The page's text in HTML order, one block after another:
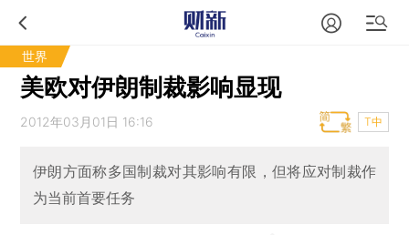
世界
美欧对伊朗制裁影响显现
2012年03月01日 16:16 T中
伊朗方面称多国制裁对其影响有限，但将应对制裁作
为当前首要任务